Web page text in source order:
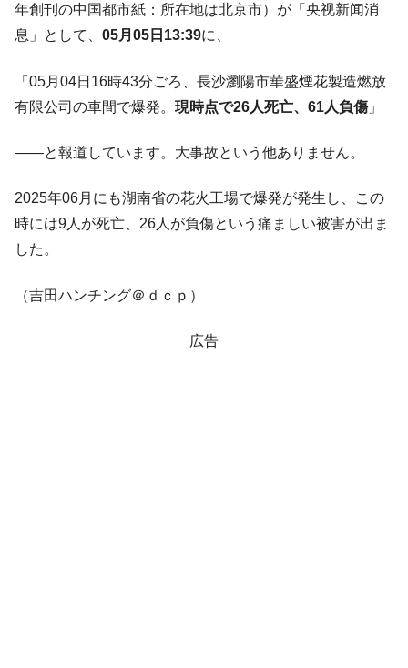
Fact1
甲子園通算本塁打、最多の清原に次いで多く打っ
ている意外な選手とは？
年創刊の中国都市紙：所在地は北京市）が「央视新闻消
息」として、 05月05日13:39に、
「05月04日16時43分ごろ、長沙瀏陽市華盛煙花製造燃放
有限公司の車間で爆発。 現時点で26人死亡、61人負傷」
――と報道しています。大事故という他ありません。
2025年06月にも湖南省の花火工場で爆発が発生し、この
時には9人が死亡、26人が負傷という痛ましい被害が出ま
した。
（吉田ハンチング＠ｄｃｐ）
広告